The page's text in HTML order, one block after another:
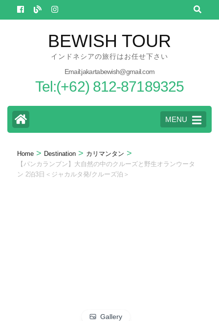
to
BEWISH TOUR
インドネシアの旅行はお任せ下さい
Email:jakartabewish@gmail.com
Tel:(+62) 812-87189325
MENU
Home > Destination > カリマンタン >
【パンカランブン】大自然の中のクルーズと野生オランウータ
ン 2泊3日＜ジャカルタ発/クルーズ泊＞
Gallery